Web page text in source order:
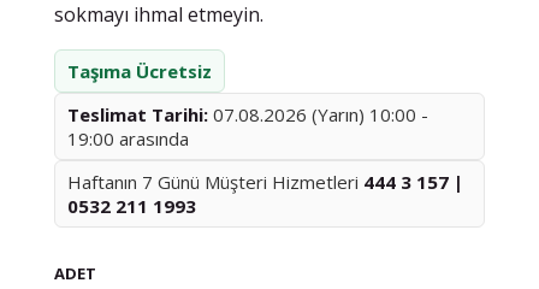
sokmayı ihmal etmeyin.
Taşıma Ücretsiz
Teslimat Tarihi: 07.08.2026 (Yarın) 10:00 -
19:00 arasında
Haftanın 7 Günü Müşteri Hizmetleri 444 3 157 |
0532 211 1993
ADET